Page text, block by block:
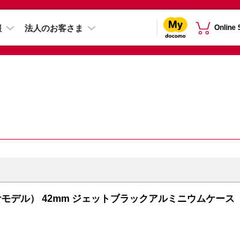
法人のお客さま Online
デル） 42mm ジェットブラックアルミニウムケース